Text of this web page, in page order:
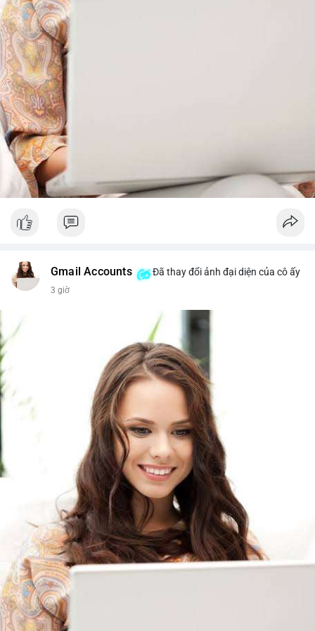
từ dòng vốn ETF (tuần tốt nhất kể từ tháng 4 với 1 tỷ USD)
trước khi gia tăng vị thế.
Xem chi tiết các bài viết đầy đủ tại dòng thời gian của Vlike.vn!
#whalealertbtc
#brazilcryptoregulation
Gmail Accounts Đã thay đổi ảnh đại diện của cô ấy
3 giờ